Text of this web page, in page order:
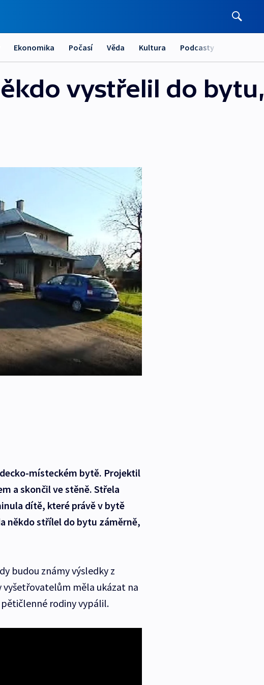
Ekonomika Počasí Věda Kultura Podcasty
vystřelil do bytu,
místeckém bytě. Projektil
a skončil ve stěně. Střela
dítě, které právě v bytě
někdo střílel do bytu záměrně,
budou známy výsledky z
vyšetřovatelům měla ukázat na
rodiny vypálil.